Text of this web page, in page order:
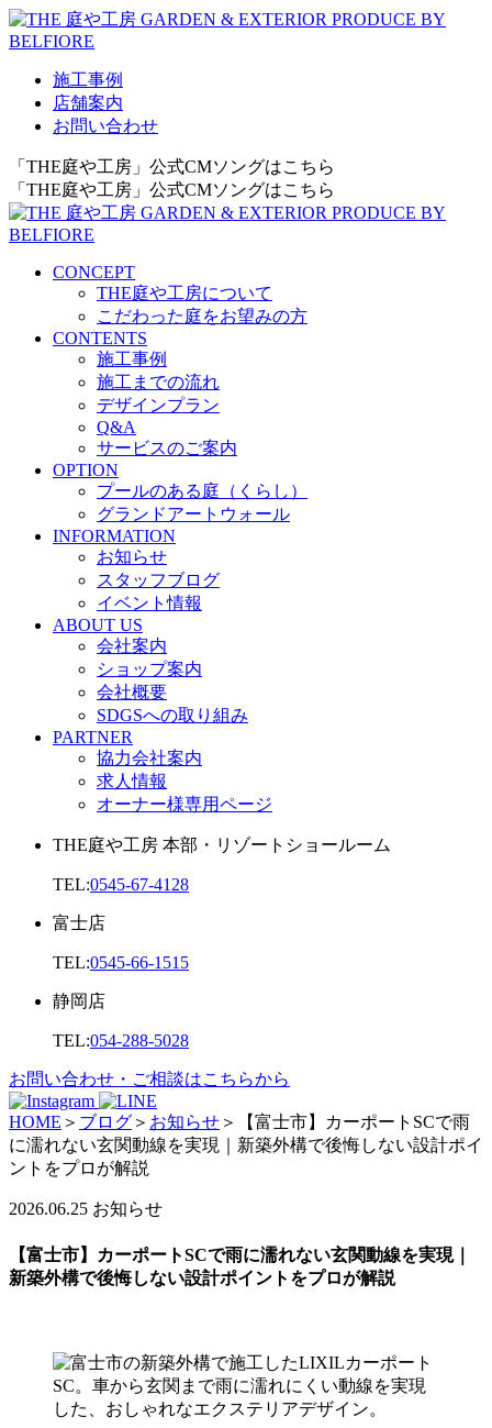
施工事例
店舗案内
お問い合わせ
「THE庭や工房」公式CMソングはこちら
「THE庭や工房」公式CMソングはこちら
CONCEPT
THE庭や工房について
こだわった庭をお望みの方
CONTENTS
施工事例
施工までの流れ
デザインプラン
Q&A
サービスのご案内
OPTION
プールのある庭（くらし）
グランドアートウォール
INFORMATION
お知らせ
スタッフブログ
イベント情報
ABOUT US
会社案内
ショップ案内
会社概要
SDGSへの取り組み
PARTNER
協力会社案内
求人情報
オーナー様専用ページ
THE庭や工房 本部・リゾートショールーム
TEL:0545-67-4128
富士店
TEL:0545-66-1515
静岡店
TEL:054-288-5028
お問い合わせ・ご相談はこちらから
HOME ＞ ブログ ＞ お知らせ ＞
【富士市】カーポートSCで雨
に濡れない玄関動線を実現｜新築外構で後悔しない設計ポイ
ントをプロが解説
2026.06.25 お知らせ
【富士市】カーポートSCで雨に濡れない玄関動線を実現｜
新築外構で後悔しない設計ポイントをプロが解説